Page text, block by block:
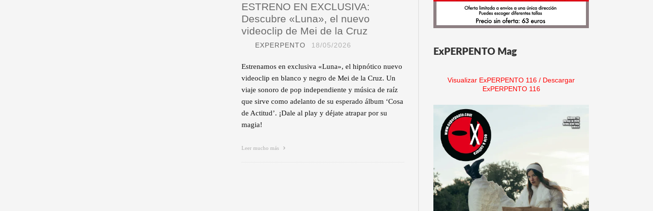
ESTRENO EN EXCLUSIVA:
Descubre «Luna», el nuevo
videoclip de Mei de la Cruz
EXPERPENTO 18/05/2026
Estrenamos en exclusiva «Luna», el hipnótico nuevo
videoclip en blanco y negro de Mei de la Cruz. Un
viaje sonoro de pop independiente y música de raíz
que sirve como adelanto de su esperado álbum ‘Cosa
de Actitud’. ¡Dale al play y déjate atrapar por su
magia!
Leer mucho más
ExPERPENTO Mag
Visualizar ExPERPENTO 116 / Descargar
ExPERPENTO 116